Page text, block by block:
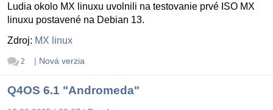
Ludia okolo MX linuxu uvolnili na testovanie prvé ISO MX
linuxu postavené na Debian 13.
Zdroj: MX linux
2 | Nová verzia
Q4OS 6.1 "Andromeda"